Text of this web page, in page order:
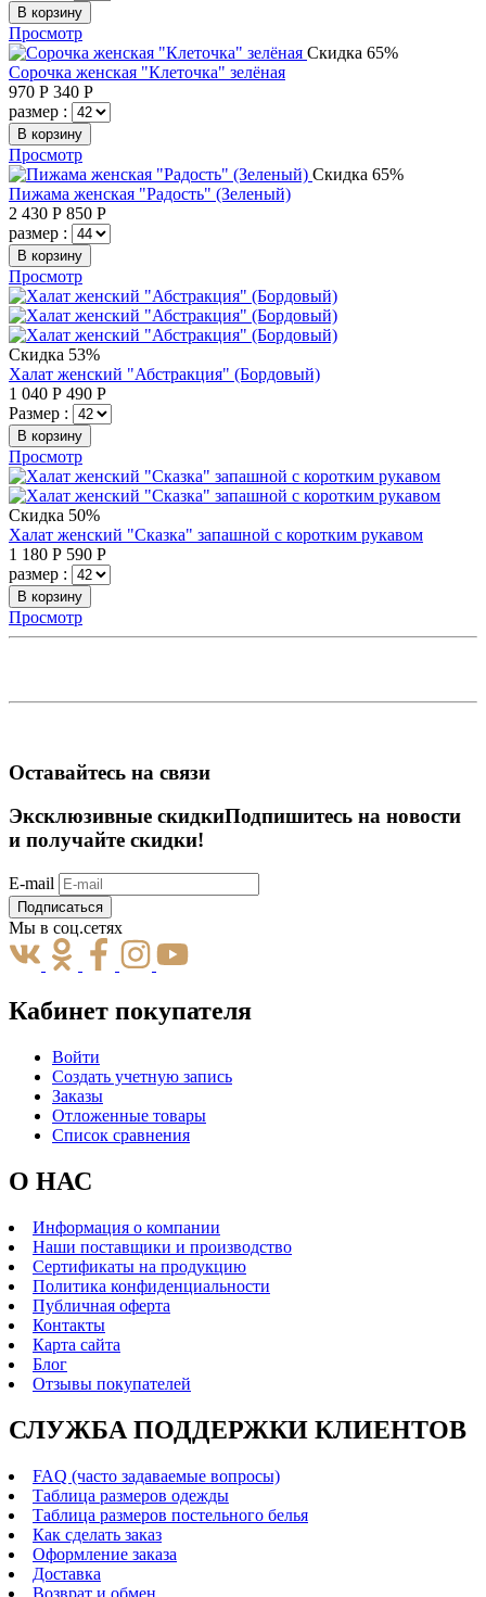
В корзину
Просмотр
Скидка 65%
Сорочка женская "Клеточка" зелёная
970 Р 340 Р
размер :
В корзину
Просмотр
Скидка 65%
Пижама женская "Радость" (Зеленый)
2 430 Р 850 Р
размер :
В корзину
Просмотр
Скидка 53%
Халат женский "Абстракция" (Бордовый)
1 040 Р 490 Р
Размер :
В корзину
Просмотр
Скидка 50%
Халат женский "Сказка" запашной с коротким рукавом
1 180 Р 590 Р
размер :
В корзину
Просмотр
Оставайтесь на связи
Эксклюзивные скидкиПодпишитесь на новости
и получайте скидки!
E-mail
Подписаться
Мы в соц.сетях
Кабинет покупателя
Войти
Создать учетную запись
Заказы
Отложенные товары
Список сравнения
О НАС
Информация о компании
Наши поставщики и производство
Сертификаты на продукцию
Политика конфиденциальности
Публичная оферта
Контакты
Карта сайта
Блог
Отзывы покупателей
СЛУЖБА ПОДДЕРЖКИ КЛИЕНТОВ
FAQ (часто задаваемые вопросы)
Таблица размеров одежды
Таблица размеров постельного белья
Как сделать заказ
Оформление заказа
Доставка
Возврат и обмен